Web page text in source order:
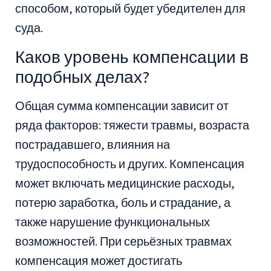
способом, который будет убедителен для
суда.
Каков уровень компенсации в
подобных делах?
Общая сумма компенсации зависит от
ряда факторов: тяжести травмы, возраста
пострадавшего, влияния на
трудоспособность и других. Компенсация
может включать медицинские расходы,
потерю заработка, боль и страдание, а
также нарушение функциональных
возможностей. При серьёзных травмах
компенсация может достигать